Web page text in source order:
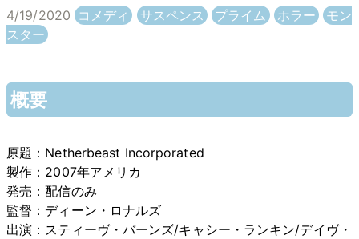
4/19/2020 コメディ サスペンス プライム ホラー
モン
スター
概要
原題：Netherbeast Incorporated
製作：2007年アメリカ
発売：配信のみ
監督：ディーン・ロナルズ
出演：スティーヴ・バーンズ/キャシー・ランキン/デイヴ・